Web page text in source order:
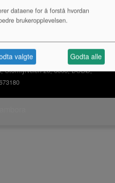
Stormyrveien 20, 8008, BODØ,
dataene for å forstå hvordan
brukeropplevelsen.
valgte Godta alle